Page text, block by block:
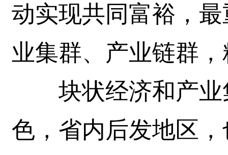
动实现共同富裕，
业集群、产业链群
块状经济和产业
色，省内后发地区